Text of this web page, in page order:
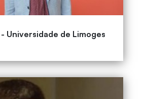
Universidade de Limoges